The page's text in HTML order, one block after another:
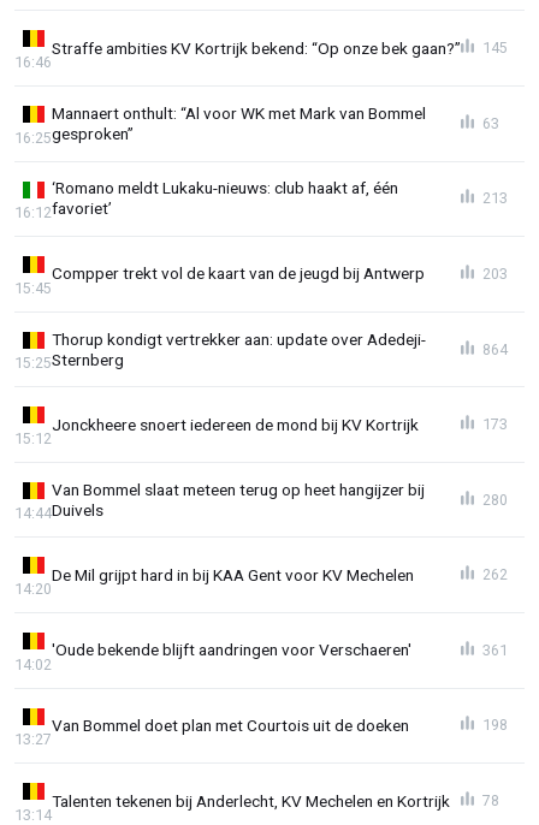
Straffe ambities KV Kortrijk bekend: “Op onze bek gaan?”
16:46
145
Mannaert onthult: “Al voor WK met Mark van Bommel
gesproken”
16:25
63
‘Romano meldt Lukaku-nieuws: club haakt af, één
favoriet’
16:12
213
Compper trekt vol de kaart van de jeugd bij Antwerp
15:45
203
Thorup kondigt vertrekker aan: update over Adedeji-
Sternberg
15:25
864
Jonckheere snoert iedereen de mond bij KV Kortrijk
15:12
173
Van Bommel slaat meteen terug op heet hangijzer bij
Duivels
14:44
280
De Mil grijpt hard in bij KAA Gent voor KV Mechelen
14:20
262
'Oude bekende blijft aandringen voor Verschaeren'
14:02
361
Van Bommel doet plan met Courtois uit de doeken
13:27
198
Talenten tekenen bij Anderlecht, KV Mechelen en Kortrijk
13:14
78